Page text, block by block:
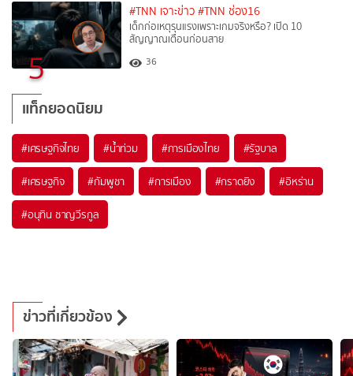
5
#TNN เจาะข่าว #TNN ช่อง16
เด็กก่อเหตุรุนแรงเพราะเกมจริงหรือ? เปิด 10
สัญญาณเตือนก่อนสาย
36
แท็กยอดนิยม
#เศรษฐกิจไทย #น้ำท่วม #การเมืองไทย #รัฐบาล
#เศรษฐกิจ #กัมพูชา #การเมือง #กราดยิง #อิหร่าน
#อนุทิน ชาญวีรกูล
ข่าวที่เกี่ยวข้อง